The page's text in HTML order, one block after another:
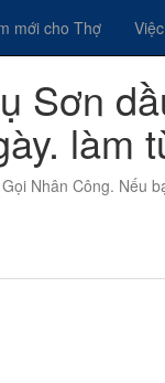
mới cho Thợ
Sơn
làm
Nhân Công. Nếu